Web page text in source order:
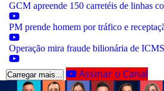
GCM apreende 150 carretéis de linhas
PM prende homem por tráfico e
Operação mira fraude bilionária de ICMS
Carregar mais... Assinar o Canal